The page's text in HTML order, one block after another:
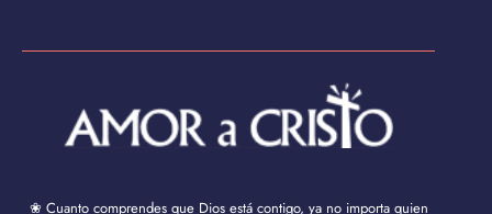
❀ Cuanto comprendes que Dios está contigo, ya no importa quien